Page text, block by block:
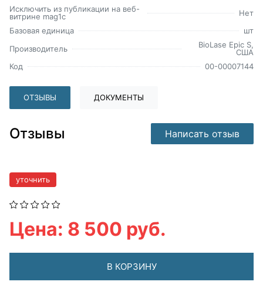
Исключить из публикации на веб-
витрине mag1c
Нет
Базовая единица
шт
Производитель
BioLase Epic S,
CША
Код
00-00007144
ОТЗЫВЫ ДОКУМЕНТЫ
Отзывы Написать отзыв
уточнить
Цена: 8 500 руб.
В КОРЗИНУ